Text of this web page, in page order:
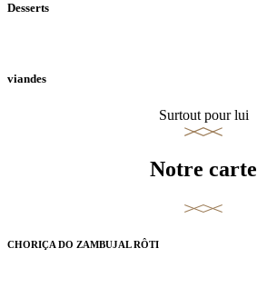
Desserts
viandes
Surtout pour lui
Notre carte
CHORIÇA DO ZAMBUJAL RÔTI